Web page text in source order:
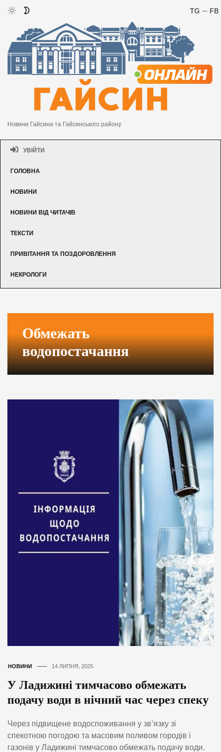
FB
TG
Новини Гайсина та Гайсинського району
УВІЙТИ
ГОЛОВНА
НОВИНИ
НОВИНИ ВІД ЧИТАЧІВ
ТЕКСТИ
ПРИВІТАННЯ ТА ПОЗДОРОВЛЕННЯ
НЕКРОЛОГИ
Обмежать
водопостачання
НОВИНИ 14 ЛИПНЯ, 2025
У Ладижині тимчасово обмежать
подачу води в нічний час через спеку
Через підвищене водоспоживання у зв’язку зі
спекотною погодою та масовим поливом городів і
газонів у Ладижині тимчасово обмежать подачу води.